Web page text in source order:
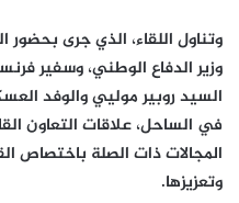
وتناول اللقاء، الذي جرى
وزير الدفاع الوطني، وسفير
السيد روبير موليي والوفد
في الساحل، علاقات التعاون
المجالات ذات الصلة باختصاص
وتعزيزها.